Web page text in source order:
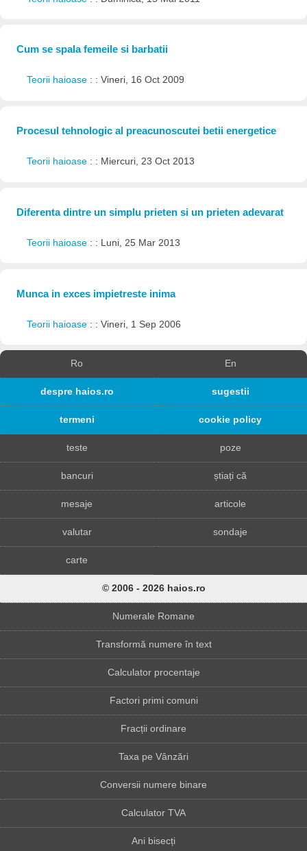
Cum se spala femeile si barbatii
Teorii haioase : : Vineri, 16 Oct 2009
Procesul tehnologic al preacunoscutei betii energetice
Teorii haioase : : Miercuri, 23 Oct 2013
Diferenta dintre un simplu prieten si un prieten adevarat
Teorii haioase : : Luni, 25 Mar 2013
Munca in exces impietreste inima
Teorii haioase : : Vineri, 1 Sep 2006
Ro En
despre haios.ro sugestii
termeni cookie policy
teste poze
bancuri știați că
mesaje articole
valutar sondaje
carte
© 2006 - 2026 haios.ro
Numerale Romane
Transformă numere în text
Calculator procentaje
Factori primi comuni
Fracții ordinare
Taxa pe Vânzări
Conversii numere binare
Calculator TVA
Ani bisecți